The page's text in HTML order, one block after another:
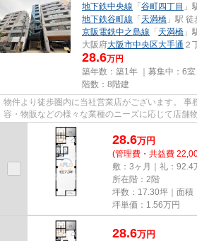
地下鉄中央線 「谷町四丁目 」
地下鉄谷町線 「天満橋 」駅
京阪電鉄中之島線 「天満橋 」
大阪府大阪市中央区大手通 ２
28.6万円
築年数：築1年 ｜募集中： 6室
階数：8階建
物件より徒歩圏内に当社営業店がございます。 事
容・物販などの様々な業種のニーズに応じて店舗
尚、弊社ではおとり広告は一切...
28.6万円
(管理費・共益費
敷：3ヶ月｜礼：92.4
所在階：2階
坪数：17.30坪｜面積
坪単価： 1.56万円
28.6万円